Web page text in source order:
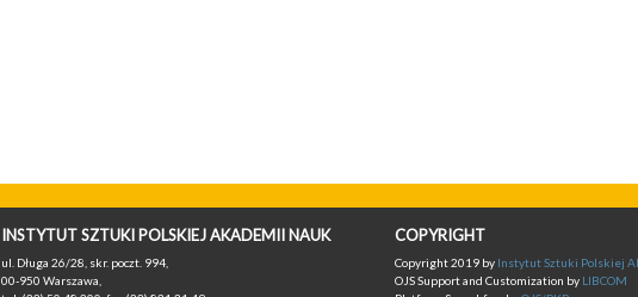
INSTYTUT SZTUKI POLSKIEJ AKADEMII NAUK
ul. Długa 26/28, skr. poczt. 994,
00-950 Warszawa,
COPYRIGHT
Copyright 2019 by Instytut Sztuki Polskiej
OJS Support and Customization by LIBCOM